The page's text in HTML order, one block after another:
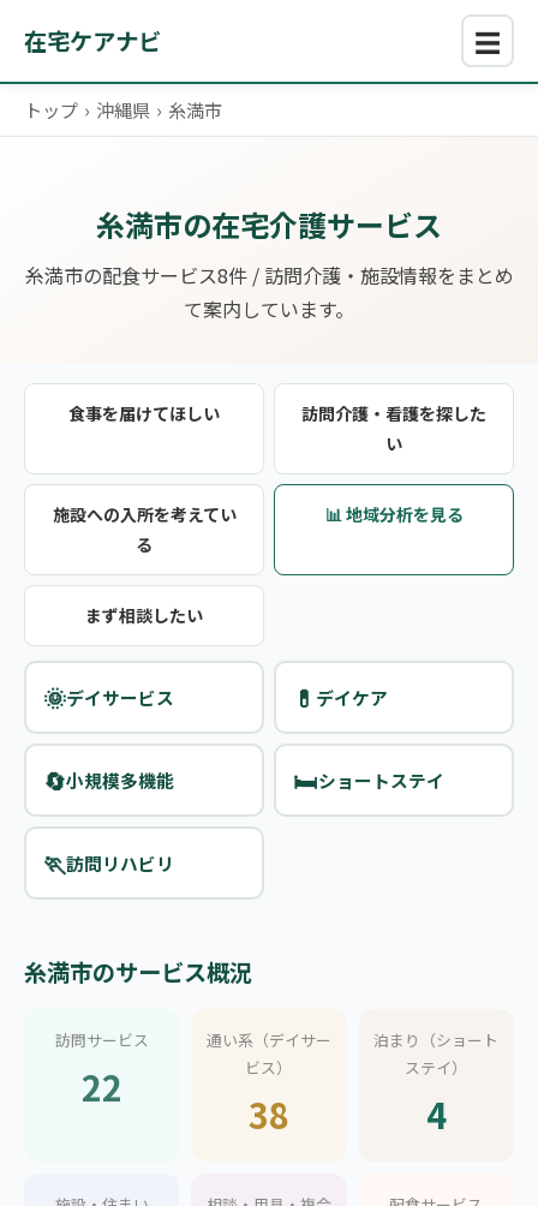
在宅ケアナビ ☰
トップ › 沖縄県 › 糸満市
糸満市の在宅介護サービス
糸満市の配食サービス8件 / 訪問介護・施設情報をまとめ
て案内しています。
食事を届けてほしい
訪問介護・看護を探した
い
施設への入所を考えてい
る
📊 地域分析を見る
まず相談したい
🌞デイサービス 💊 デイケア
🔄小規模多機能 🛏️ショートステイ
🏃訪問リハビリ
糸満市のサービス概況
訪問サービス
22
通い系（デイサー
ビス）
38
泊まり（ショート
ステイ）
4